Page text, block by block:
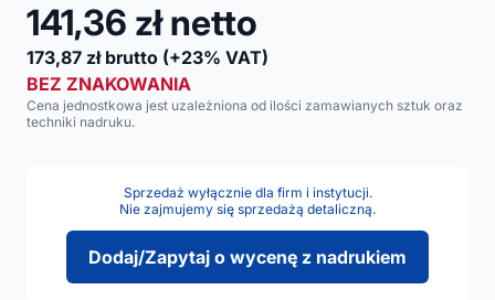
141,36 zł netto
173,87 zł brutto (+23% VAT)
BEZ ZNAKOWANIA
Cena jednostkowa jest uzależniona od ilości zamawianych sztuk oraz
techniki nadruku.
Sprzedaż wyłącznie dla firm i instytucji.
Nie zajmujemy się sprzedażą detaliczną.
Dodaj/Zapytaj o wycenę z nadrukiem